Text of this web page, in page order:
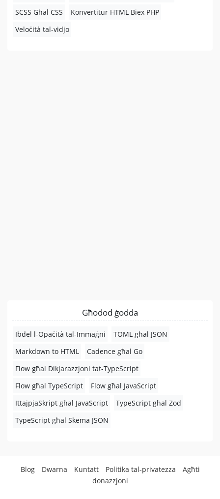
SCSS Għal CSS
Konvertitur HTML Biex PHP
Veloċità tal-vidjo
Għodod ġodda
Ibdel l-Opaċità tal-Immaġni
TOML għal JSON
Markdown to HTML
Cadence għal Go
Flow għal Dikjarazzjoni tat-TypeScript
Flow għal TypeScript
Flow għal JavaScript
IttajpjaSkript għal JavaScript
TypeScript għal Zod
TypeScript għal Skema JSON
Blog Dwarna Kuntatt Politika tal-privatezza
Agħti
donazzjoni